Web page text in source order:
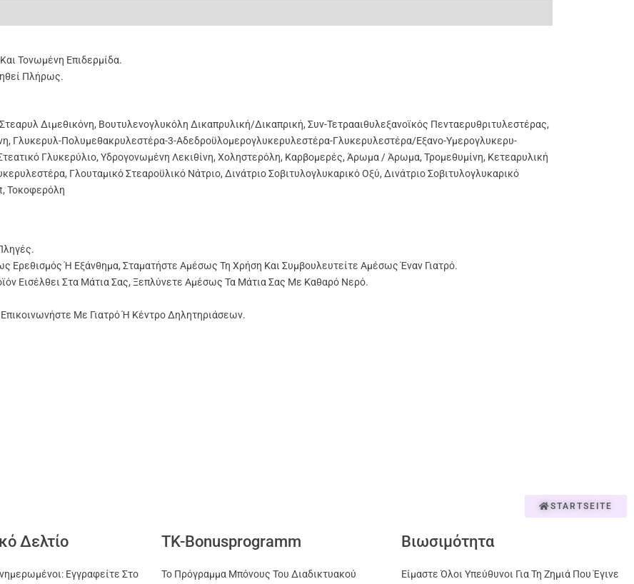
Τονωμένη Επιδερμίδα.
Πλήρως.
Διμεθικόνη, Βουτυλενογλυκόλη Δικαπρυλική/δικαπρική, Συν-Τετρααιθυλεξανοϊκός Πενταερυθριτυλεστέρας,
Γλυκερυλ-Πολυμεθακρυλεστέρα-3-Αδεδροϋλομερογλυκερυλεστέρα-Γλυκερυλεστέρα/εξανο-Υμερογλυκερυ-
Γλυκερύλιο, Υδρογονωμένη Λεκιθίνη, Χοληστερόλη, Καρβομερές, Άρωμα / Άρωμα, Τρομεθυμίνη, Κετεαρυλική
Γλουταμικό Στεαροϋλικό Νάτριο, Δινάτριο Σοβιτυλογλυκαρικό Οξύ, Δινάτριο Σοβιτυλογλυκαρικό
Τοκοφερόλη
Ερεθισμός Ή Εξάνθημα, Σταματήστε Αμέσως Τη Χρήση Και Συμβουλευτείτε Αμέσως Έναν Γιατρό.
Εισέλθει Στα Μάτια Σας, Ξεπλύνετε Αμέσως Τα Μάτια Σας Με Καθαρό Νερό.
Με Γιατρό Ή Κέντρο Δηλητηριάσεων.
STARTSEITE
Δελτίο
Εγγραφείτε Στο
TK-Bonusprogramm
Το Πρόγραμμα Μπόνους Του Διαδικτυακού
Βιωσιμότητα
Είμαστε Όλοι Υπεύθυνοι Για Τη Ζημιά Που Έγινε